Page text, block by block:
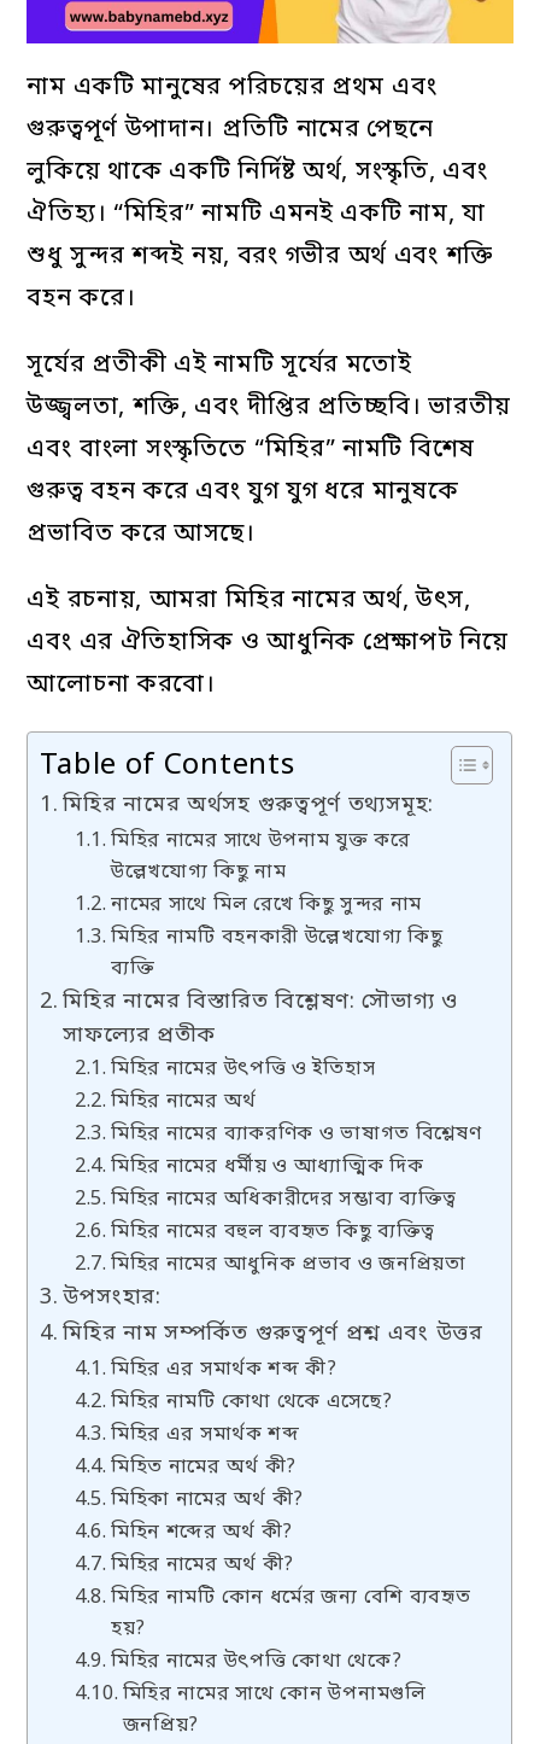
নাম একটি মানুষের পরিচয়ের প্রথম এবং
গুরুত্বপূর্ণ উপাদান। প্রতিটি নামের পেছনে
লুকিয়ে থাকে একটি নির্দিষ্ট অর্থ, সংস্কৃতি, এবং
ঐতিহ্য। “মিহির” নামটি এমনই একটি নাম, যা
শুধু সুন্দর শব্দই নয়, বরং গভীর অর্থ এবং শক্তি
বহন করে।
সূর্যের প্রতীকী এই নামটি সূর্যের মতোই
উজ্জ্বলতা, শক্তি, এবং দীপ্তির প্রতিচ্ছবি। ভারতীয়
এবং বাংলা সংস্কৃতিতে “মিহির” নামটি বিশেষ
গুরুত্ব বহন করে এবং যুগ যুগ ধরে মানুষকে
প্রভাবিত করে আসছে।
এই রচনায়, আমরা মিহির নামের অর্থ, উৎস,
এবং এর ঐতিহাসিক ও আধুনিক প্রেক্ষাপট নিয়ে
আলোচনা করবো।
Table of Contents
মিহির নামের অর্থসহ গুরুত্বপূর্ণ তথ্যসমূহ:
মিহির নামের সাথে উপনাম যুক্ত করে
উল্লেখযোগ্য কিছু নাম
নামের সাথে মিল রেখে কিছু সুন্দর নাম
মিহির নামটি বহনকারী উল্লেখযোগ্য কিছু
ব্যক্তি
মিহির নামের বিস্তারিত বিশ্লেষণ: সৌভাগ্য ও
সাফল্যের প্রতীক
মিহির নামের উৎপত্তি ও ইতিহাস
মিহির নামের অর্থ
মিহির নামের ব্যাকরণিক ও ভাষাগত বিশ্লেষণ
মিহির নামের ধর্মীয় ও আধ্যাত্মিক দিক
মিহির নামের অধিকারীদের সম্ভাব্য ব্যক্তিত্ব
মিহির নামের বহুল ব্যবহৃত কিছু ব্যক্তিত্ব
মিহির নামের আধুনিক প্রভাব ও জনপ্রিয়তা
উপসংহার:
মিহির নাম সম্পর্কিত গুরুত্বপূর্ণ প্রশ্ন এবং উত্তর
মিহির এর সমার্থক শব্দ কী?
মিহির নামটি কোথা থেকে এসেছে?
মিহির এর সমার্থক শব্দ
মিহিত নামের অর্থ কী?
মিহিকা নামের অর্থ কী?
মিহিন শব্দের অর্থ কী?
মিহির নামের অর্থ কী?
মিহির নামটি কোন ধর্মের জন্য বেশি ব্যবহৃত
হয়?
মিহির নামের উৎপত্তি কোথা থেকে?
মিহির নামের সাথে কোন উপনামগুলি
জনপ্রিয়?